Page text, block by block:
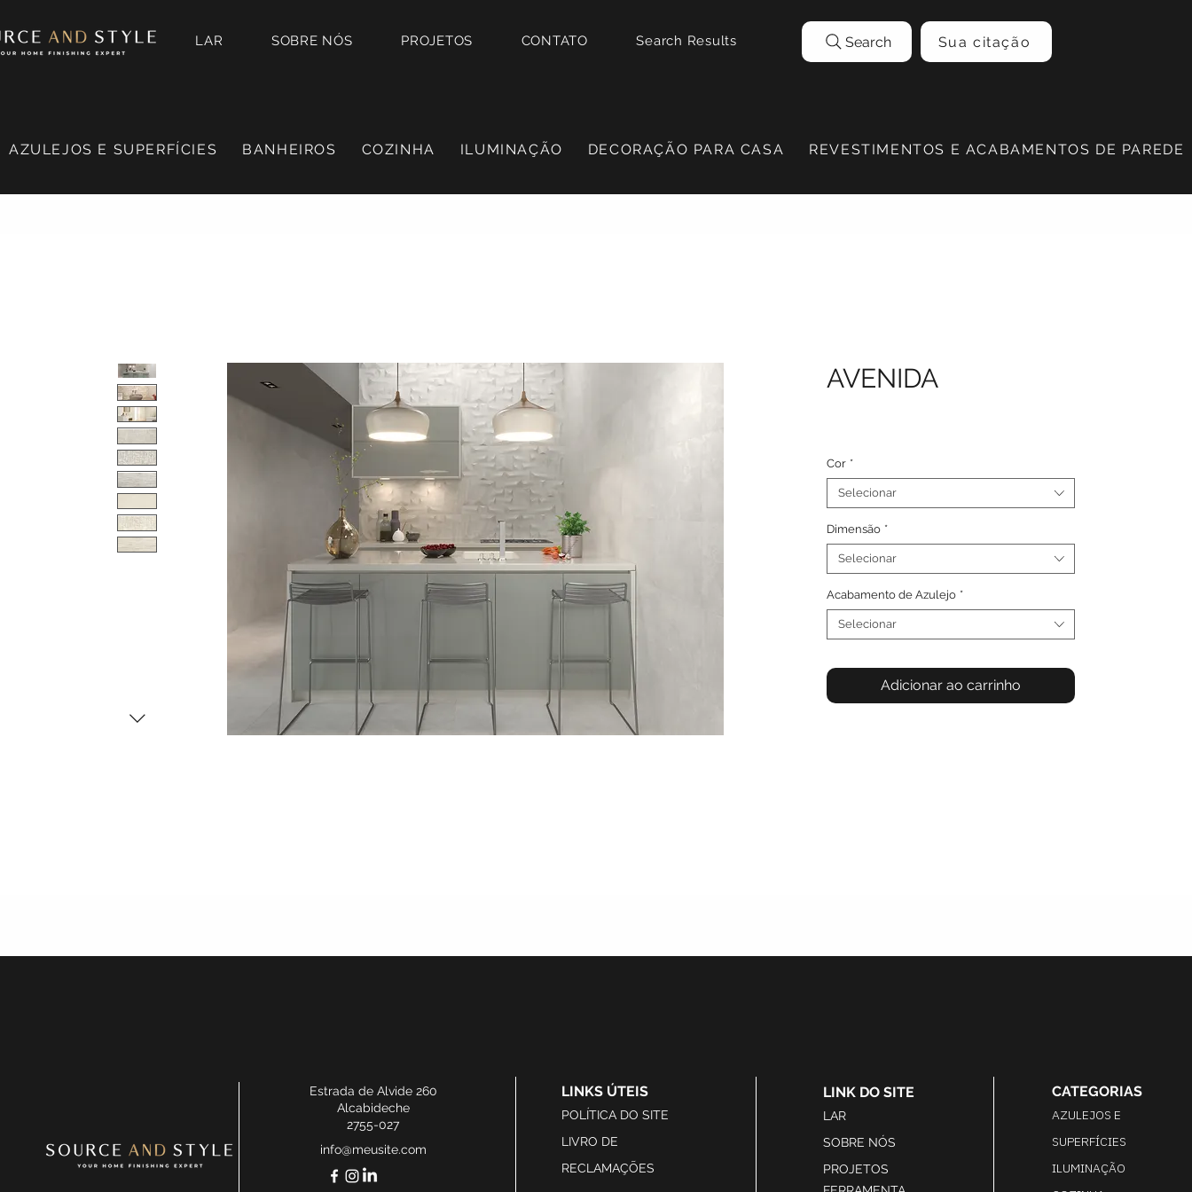
LAR SOBRE NÓS PROJETOS CONTATO Search Results Search Sua citação
AZULEJOS E SUPERFÍCIES BANHEIROS COZINHA ILUMINAÇÃO DECORAÇÃO PARA CASA REVESTIMENTOS E ACABAMENTOS DE PAREDE
AVENIDA
Cor *
Selecionar
Dimensão *
Selecionar
Acabamento de Azulejo *
Selecionar
Adicionar ao carrinho
Estrada de Alvide 260
Alcabideche
2755-027
info@meusite.com
LINKS ÚTEIS
POLÍTICA DO SITE
LIVRO DE
RECLAMAÇÕES
LINK DO SITE
LAR
SOBRE NÓS
PROJETOS
CATEGORIAS
AZULEJOS E
SUPERFÍCIES
ILUMINAÇÃO